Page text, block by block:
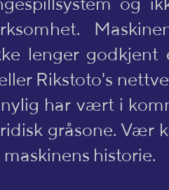
lenger
Rikstoto's
har vært i
gråsone. Vær
historie.